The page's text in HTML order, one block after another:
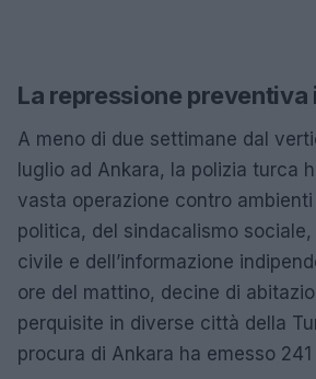
La repressione preventiva
A meno di due settimane dal
luglio ad Ankara, la polizia turca
vasta operazione contro
politica, del sindacalismo sociale,
civile e dell’informazione
ore del mattino, decine di
perquisite in diverse città della
procura di Ankara ha emesso